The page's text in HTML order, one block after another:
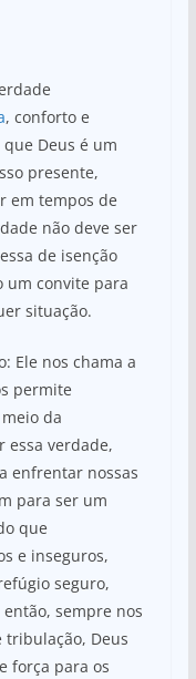
, conforto e
Deus é um
presente,
em tempos de
não deve ser
de isenção
um convite para
situação.
Ele nos chama a
permite
da
essa verdade,
enfrentar nossas
para ser um
que
e inseguros,
seguro,
sempre nos
tribulação, Deus
força para os